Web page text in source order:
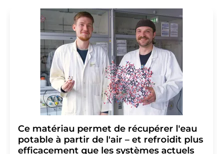
Ce matériau permet de récupérer l'eau
potable à partir de l'air – et refroidit plus
efficacement que les systèmes actuels